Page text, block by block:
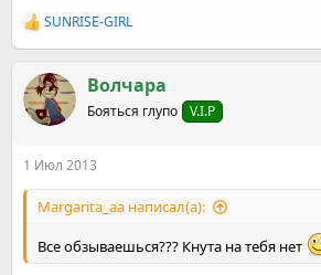
Р
е
к
ц
и
SUNRISE-GIRL
Волчара
Бояться глупо V.I.P
1 Июл 2013
Margarita_aa написал(а):
Все обзываешься??? Кнута на тебя нет